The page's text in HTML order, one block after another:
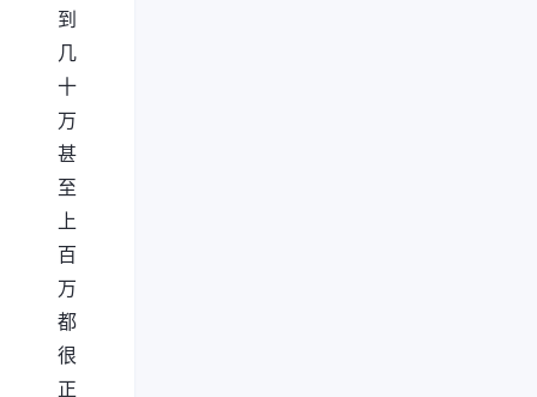
到
几
十
万
甚
至
上
百
万
都
很
正